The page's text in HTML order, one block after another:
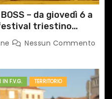
BOSS – da giovedì 6 a
triestino
Nessun Commento
IN F.V.G. TERRITORIO